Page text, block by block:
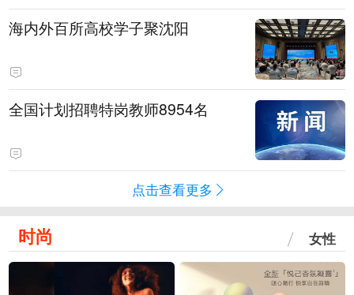
海内外百所高校学子聚沈阳
全国计划招聘特岗教师8954名
点击查看更多
时尚 女性